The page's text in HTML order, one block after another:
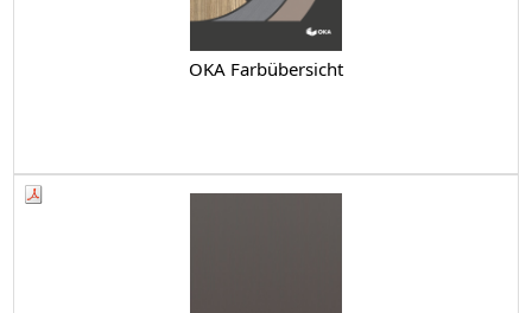
OKA Farbübersicht